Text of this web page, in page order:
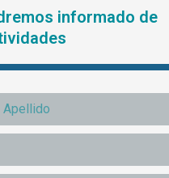
informado de